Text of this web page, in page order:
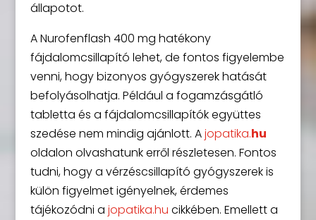
állapotot.
A Nurofenflash 400 mg hatékony
fájdalomcsillapító lehet, de fontos figyelembe
venni, hogy bizonyos gyógyszerek hatását
befolyásolhatja. Például a fogamzásgátló
tabletta és a fájdalomcsillapítók együttes
szedése nem mindig ajánlott. Ajopatika.hu
oldalon olvashatunk erről részletesen. Fontos
tudni, hogy a vérzéscsillapító gyógyszerek is
külön figyelmet igényelnek, érdemes
tájékozódni a jopatika.hu cikkében. Emellett a